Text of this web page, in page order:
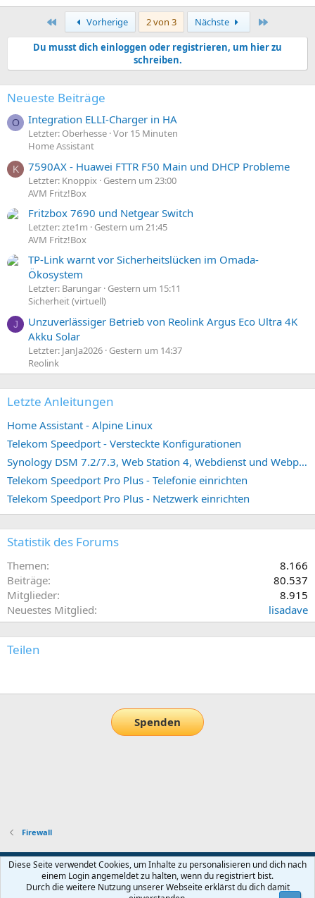
Erste Vorherige 2 von 3 Nächste
Du musst dich einloggen oder registrieren, um hier zu
schreiben.
Neueste Beiträge
O Integration ELLI-Charger in HA
Letzter: Oberhesse Vor 15 Minuten
Home Assistant
K 7590AX - Huawei FTTR F50 Main und DHCP Probleme
Letzter: Knoppix Gestern um 23:00
AVM Fritz!Box
Fritzbox 7690 und Netgear Switch
Letzter: zte1m
Gestern um 21:45
AVM Fritz!Box
TP-Link warnt vor Sicherheitslücken im Omada-
Ökosystem
Letzter: Barungar Gestern um 15:11
Sicherheit (virtuell)
J
Unzuverlässiger Betrieb von Reolink Argus Eco Ultra 4K
Akku Solar
Letzter: JanJa2026 Gestern um 14:37
Reolink
Letzte Anleitungen
Home Assistant - Alpine Linux
Telekom Speedport - Versteckte Konfigurationen
Synology DSM 7.2/7.3, Web Station 4, Webdienst und Webportal erstellen (ehemals vHost)
Telekom Speedport Pro Plus - Telefonie einrichten
Telekom Speedport Pro Plus - Netzwerk einrichten
Statistik des Forums
Themen
8.166
Beiträge
80.537
Mitglieder
8.915
Neuestes Mitglied
lisadave
Teilen
Spenden
Firewall
Default-Theme
Nutzungsbedingungen
Datenschutz Hilfe und Impressum Start
Diese Seite verwendet Cookies, um Inhalte zu personalisieren und dich nach
einem Login angemeldet zu halten, wenn du registriert bist.
Durch die weitere Nutzung unserer Webseite erklärst du dich damit